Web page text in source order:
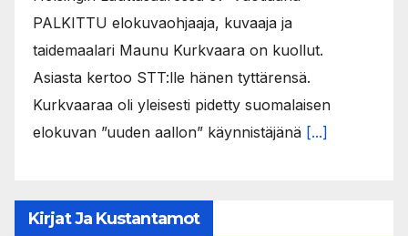
PALKITTU elokuvaohjaaja, kuvaaja ja
taidemaalari Maunu Kurkvaara on kuollut.
Asiasta kertoo STT:lle hänen tyttärensä.
Kurkvaaraa oli yleisesti pidetty suomalaisen
elokuvan ”uuden aallon” käynnistäjänä [...]
Kirjat Ja Kustantamot